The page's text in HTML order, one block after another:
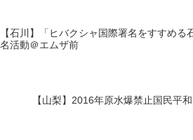
【石川】「ヒバクシャ国際署名をすすめ
名活動＠エムザ前
【山梨】2016年原水爆禁止国民平